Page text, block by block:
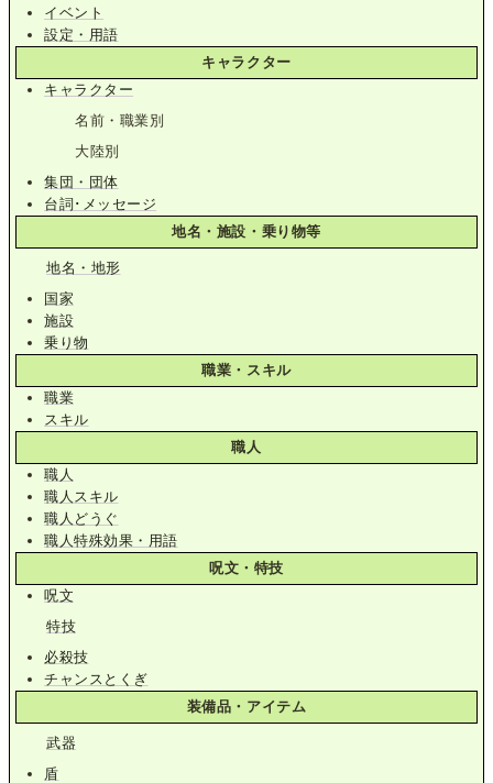
イベント
設定・用語
キャラクター
キャラクター
名前・職業別
大陸別
集団・団体
台詞･メッセージ
地名・施設・乗り物等
地名・地形
国家
施設
乗り物
職業・スキル
職業
スキル
職人
職人
職人スキル
職人どうぐ
職人特殊効果・用語
呪文・特技
呪文
特技
必殺技
チャンスとくぎ
装備品・アイテム
武器
盾